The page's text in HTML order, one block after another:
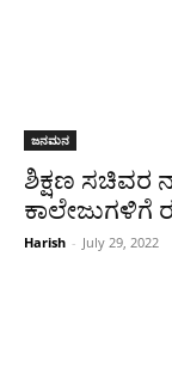
ಜನಮನ
ಶಿಕ್ಷಣ ಸಚಿವರ
Harish - July 29, 2022